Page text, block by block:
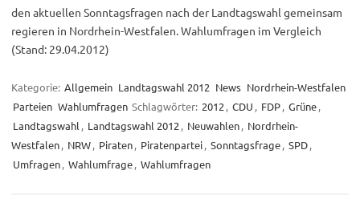
den aktuellen Sonntagsfragen nach der Landtagswahl gemeinsam
regieren in Nordrhein-Westfalen. Wahlumfragen im Vergleich
(Stand: 29.04.2012)
Kategorie: Allgemein Landtagswahl 2012 News Nordrhein-Westfalen
Parteien Wahlumfragen Schlagwörter: 2012 , CDU , FDP, Grüne,
Landtagswahl , Landtagswahl 2012 , Neuwahlen, Nordrhein-
Westfalen, NRW, Piraten, Piratenpartei, Sonntagsfrage, SPD,
Umfragen, Wahlumfrage, Wahlumfragen